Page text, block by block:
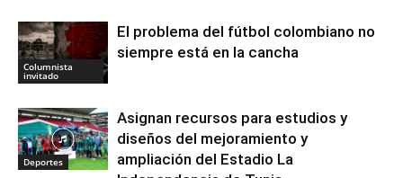
Columnista
invitado
El problema del fútbol colombiano no
siempre está en la cancha
Deportes
Asignan recursos para estudios y
diseños del mejoramiento y
ampliación del Estadio La